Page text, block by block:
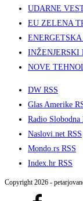
UDARNE
EU ZELENA
INŽENJERSKI
NOVE
DW RSS
Glas Amerike
Radio Slobodna
Naslovi.net RSS
Mondo.rs RSS
Index.hr RSS
Copyright 2026 -